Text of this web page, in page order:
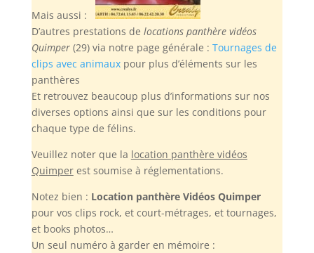
Mais aussi :
D’autres prestations de locations panthère vidéos
Quimper(29) via notre page générale : Tournages de
clips avec animauxpour plus d’éléments sur les
panthères
Et retrouvez beaucoup plus d’informations sur nos
diverses options ainsi que sur les conditions pour
chaque type de félins.
Veuillez noterque la location panthère vidéos
Quimperest soumise à réglementations.
Notez bien : Location panthère Vidéos Quimper
pour vos clips rock, et court-métrages, et tournages,
et books photos…
Un seul numéro à garder en mémoire :